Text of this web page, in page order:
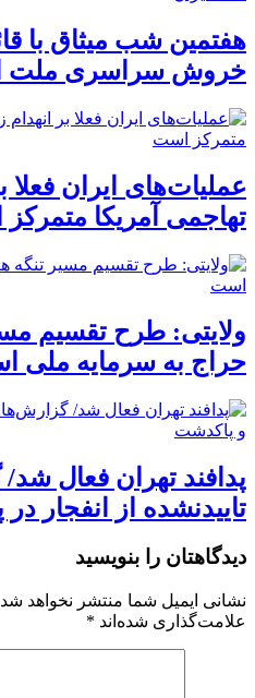
هفتمین شب میثاق با
خروش سراسری ملت
عملیات‌های ایران
تهاجمی آمریکا
ولایتی: طرح تقسیم
حراج به سرمایه ملی
پدافند تهران فعال
تاییدنشده از انفجار
دیدگاهتان را بنویسید
نشانی ایمیل شما منتشر نخواهد
علامت‌گذاری شده‌اند *